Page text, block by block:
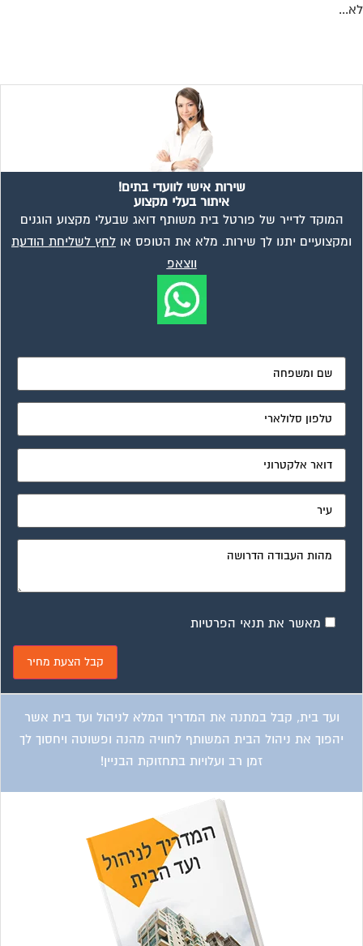
שירות אישי לוועדי בתים!
איתור בעלי מקצוע
המוקד לדייר של פורטל בית משותף דואג שבעלי מקצוע הוגנים
ומקצועיים יתנו לך שירות. מלא את הטופס אולחץ לשליחת הודעת
ווצאפ
מאשר את תנאי הפרטיות
ועד בית, קבל במתנה את המדריך המלא לניהול ועד בית אשר
יהפוך את ניהול הבית המשותף לחוויה מהנה ופשוטה ויחסוך לך
זמן רב ועלויות בתחזוקת הבניין!